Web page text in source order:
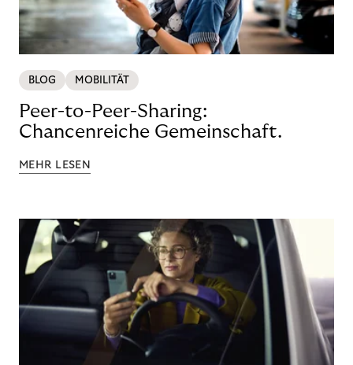
BLOG MOBILITÄT
Peer-to-Peer-Sharing:
Chancenreiche Gemeinschaft.
MEHR LESEN